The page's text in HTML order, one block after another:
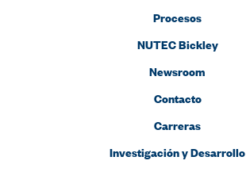
Procesos
NUTEC Bickley
Newsroom
Contacto
Carreras
Investigación y Desarrollo